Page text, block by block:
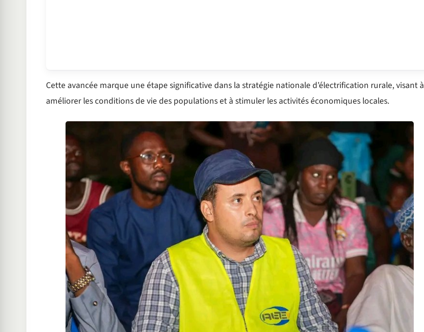
Cette avancée marque une étape significative dans la stratégie nationale d’électrification rurale, visant à
améliorer les conditions de vie des populations et à stimuler les activités économiques locales.